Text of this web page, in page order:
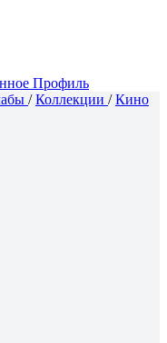
Профиль
/Коллекции /Кино